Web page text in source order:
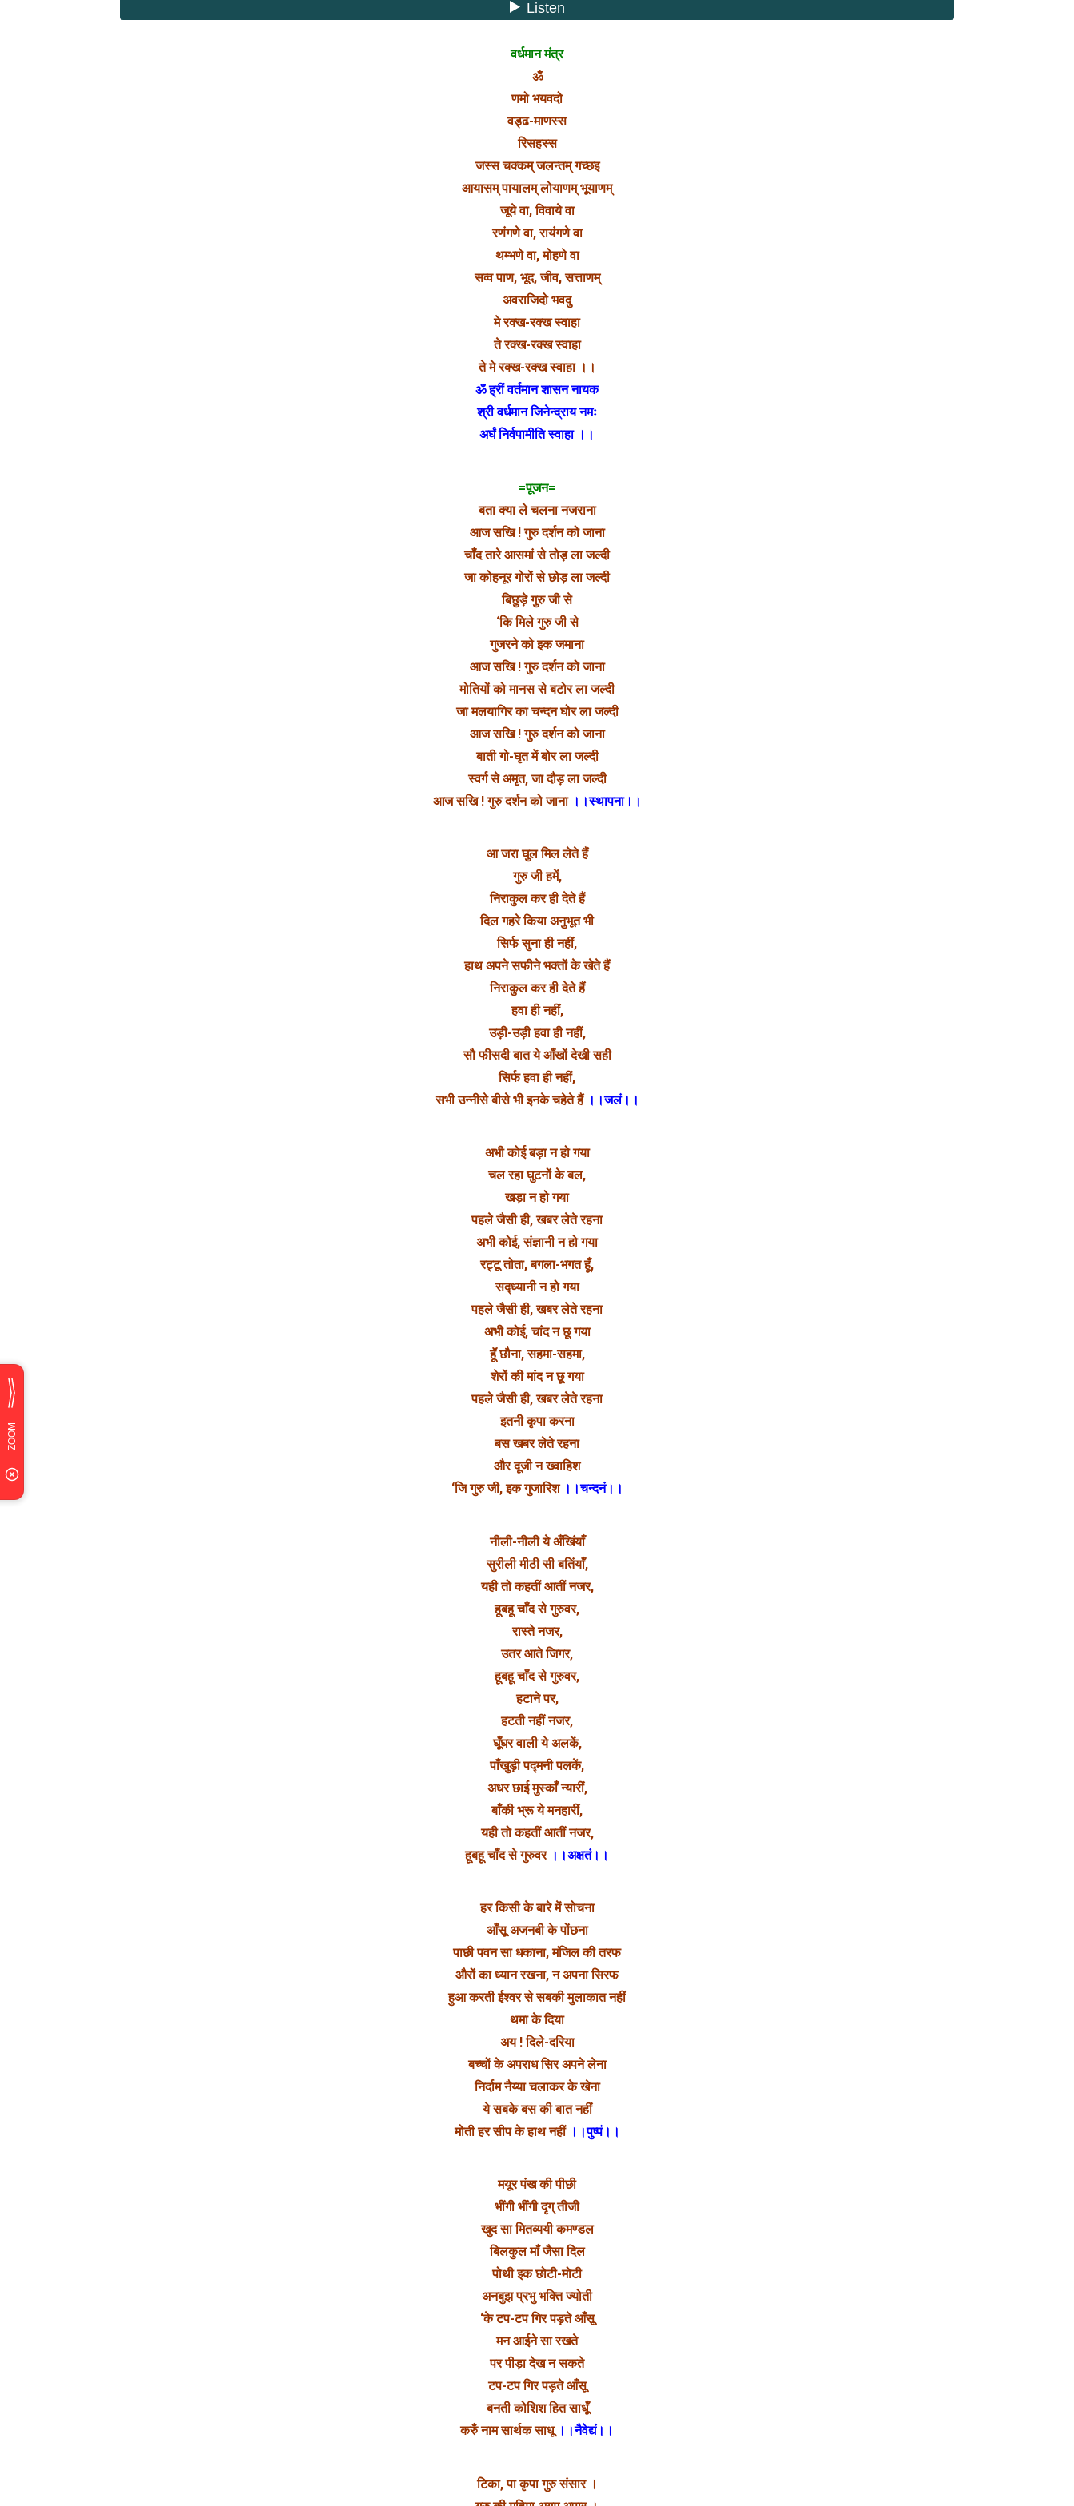
वर्धमान मंत्र
ॐ
णमो भयवदो
वड्ढ-माणस्स
रिसहस्स
जस्स चक्कम् जलन्तम् गच्छइ
आयासम् पायालम् लोयाणम् भूयाणम्
जूये वा, विवाये वा
रणंगणे वा, रायंगणे वा
थम्भणे वा, मोहणे वा
सव्व पाण, भूद, जीव, सत्ताणम्
अवराजिदो भवदु
मे रक्ख-रक्ख स्वाहा
ते रक्ख-रक्ख स्वाहा
ते मे रक्ख-रक्ख स्वाहा ।।
ॐ ह्रीं वर्तमान शासन नायक
श्री वर्धमान जिनेन्द्राय नमः
अर्घं निर्वपामीति स्वाहा ।।
=पूजन=
बता क्या ले चलना नजराना
आज सखि ! गुरु दर्शन को जाना
चाँद तारे आसमां से तोड़ ला जल्दी
जा कोहनूर गोरों से छोड़ ला जल्दी
बिछुड़े गुरु जी से
‘कि मिले गुरु जी से
गुजरने को इक जमाना
आज सखि ! गुरु दर्शन को जाना
मोतियों को मानस से बटोर ला जल्दी
जा मलयागिर का चन्दन घोर ला जल्दी
आज सखि ! गुरु दर्शन को जाना
बाती गो-घृत में बोर ला जल्दी
स्वर्ग से अमृत, जा दौड़ ला जल्दी
आज सखि ! गुरु दर्शन को जाना।।स्थापना।।
आ जरा घुल मिल लेते हैं
गुरु जी हमें,
निराकुल कर ही देते हैं
दिल गहरे किया अनुभूत भी
सिर्फ सुना ही नहीं,
हाथ अपने सफीने भक्तों के खेते हैं
निराकुल कर ही देते हैं
हवा ही नहीं,
उड़ी-उड़ी हवा ही नहीं,
सौ फीसदी बात ये आँखों देखी सही
सिर्फ हवा ही नहीं,
सभी उन्नीसे बीसे भी इनके चहेते हैं ।।जलं।।
अभी कोई बड़ा न हो गया
चल रहा घुटनों के बल,
खड़ा न हो गया
पहले जैसी ही, खबर लेते रहना
अभी कोई, संज्ञानी न हो गया
रट्टू तोता, बगला-भगत हूँ,
सद्ध्यानी न हो गया
पहले जैसी ही, खबर लेते रहना
अभी कोई, चांद न छू गया
हूॅं छौना, सहमा-सहमा,
शेरों की मांद न छू गया
पहले जैसी ही, खबर लेते रहना
इतनी कृपा करना
बस खबर लेते रहना
और दूजी न ख्वाहिश
‘जि गुरु जी, इक गुजारिश ।।चन्दनं।।
नीली-नीली ये अँखिंयाँ
सुरीली मीठी सी बतिंयाँ,
यही तो कहतीं आतीं नजर,
हूबहू चाँद से गुरुवर,
रास्ते नजर,
उतर आते जिगर,
हूबहू चाँद से गुरुवर,
हटाने पर,
हटती नहीं नजर,
घूँघर वाली ये अलकें,
पाँखुड़ी पद्मनी पलकें,
अधर छाई मुस्काँ न्यारीं,
बाँकी भ्रू ये मनहारीं,
यही तो कहतीं आतीं नजर,
हूबहू चाँद से गुरुवर।।अक्षतं।।
हर किसी के बारे में सोचना
आँसू अजनबी के पोंछना
पाछी पवन सा धकाना, मंजिल की तरफ
औरों का ध्यान रखना, न अपना सिरफ
हुआ करती ईश्वर से सबकी मुलाकात नहीं
थमा के दिया
अय ! दिले-दरिया
बच्चों के अपराध सिर अपने लेना
निर्दाम नैय्या चलाकर के खेना
ये सबके बस की बात नहीं
मोती हर सीप के हाथ नहीं।।पुष्पं।।
मयूर पंख की पीछी
भींगी भींगी दृग् तीजी
खुद सा मितव्ययी कमण्डल
बिलकुल माँ जैसा दिल
पोथी इक छोटी-मोटी
अनबुझ प्रभु भक्ति ज्योती
‘के टप-टप गिर पड़ते आँसू
मन आईने सा रखते
पर पीड़ा देख न सकते
टप-टप गिर पड़ते आँसू
बनती कोशिश हित साधूँ
करुँ नाम सार्थक साधू।।नैवेद्यं।।
टिका, पा कृपा गुरु संसार ।